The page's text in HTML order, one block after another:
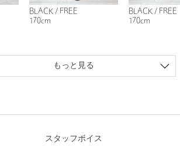
BLACK / FREE
170cm
BLACK / FREE
170cm
もっと見る
スタッフボイス